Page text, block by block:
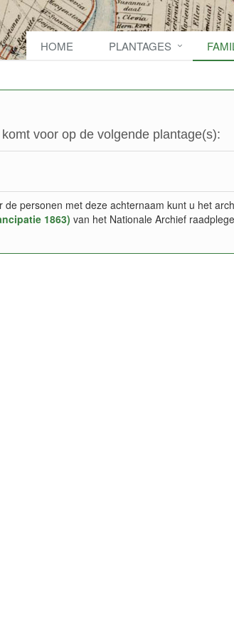
HOME PLANTAGES
voor op de volgende plantage(s):
de personen met deze achternaam kunt u het
1863) van het Nationale Archief